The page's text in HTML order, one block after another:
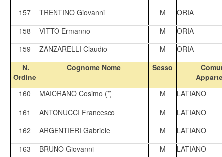
157
TRENTINO Giovanni M
ORIA
158
VITTO Ermanno M
ORIA
159
ZANZARELLI Claudio M
ORIA
N.
Ordine
Cognome Nome Sesso
160
MAIORANO Cosimo (*) M
LATIANO
161
ANTONUCCI Francesco M
LATIANO
162
ARGENTIERI Gabriele M
LATIANO
163
BRUNO Giovanni M
LATIANO